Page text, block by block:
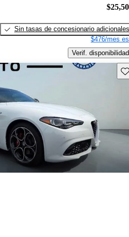
Sin tasas de concesionario adicionales
$476/mes
Verif. disponibilidad